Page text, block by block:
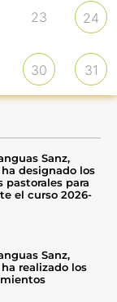
23 24
30 31
Sanz,
designado los
para
el curso 2026-
Sanz,
realizado los